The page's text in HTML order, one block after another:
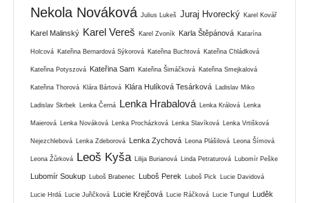
Nekola Nováková Julius Lukeš Juraj Hvorecký Karel Kovář
Karel Malinský Karel Vereš Karel Zvoník Karla Štěpánová Katarína
Holcová Kateřina Bernardová Sýkorová Kateřina Buchtová Kateřina Chládková
Kateřina Potyszová Kateřina Sam Kateřina Šimáčková Kateřina Smejkalová
Kateřina Thorová Klára Bártová Klára Hulíková Tesárková Ladislav Miko
Ladislav Skrbek Lenka Černá Lenka Hrabalová Lenka Králová Lenka
Maierová Lenka Nováková Lenka Procházková Lenka Slavíková Lenka Vrtišková
Nejezchlebová Lenka Zdeborová Lenka Zychová Leona Plášilová Leona Šímová
Leona Žůrková Leoš Kyša Lilija Burianová Linda Petraturová Lubomír Peške
Lubomír Soukup Luboš Brabenec Luboš Perek Luboš Pick Lucie Davidová
Lucie Hrdá Lucie Juřičková Lucie Krejčová Lucie Ráčková Lucie Tungul Luděk